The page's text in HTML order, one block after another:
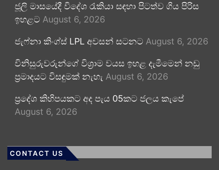
ජූලි මාසයේදී විදේශ රැකියා සඳහා පිටත්ව ගිය පිරිස
ඉහළට August 6, 2026
ජැෆ්නා කිංග්ස් LPL අවසන් සටනට August 6, 2026
විනිසුරුවරුන්ගේ විශ්‍රාම වයස ඉහළ දැමීමෙන් නඩු
ප්‍රමාදයට විසඳුමක් නැහැ August 6, 2026
ප්‍රදේශ කිහිපයකට අද පැය 05කට ජලය කැපේ
August 6, 2026
CONTACT US